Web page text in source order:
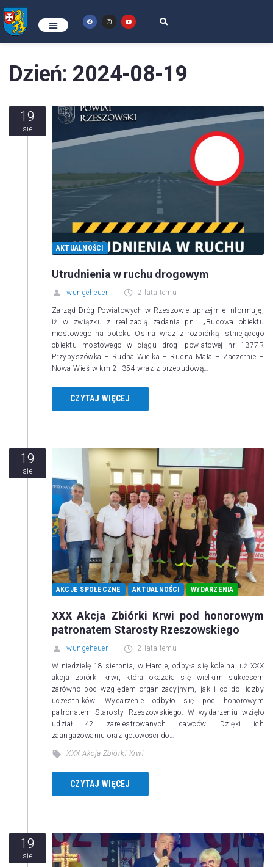
Dzień: 2024-08-19
19
sie
AKTUALNOŚCI
Utrudnienia w ruchu drogowym
wungeheuer 2 lata temu
Zarząd Dróg Powiatowych w Rzeszowie uprzejmie informuję,
iż w związku z realizacją zadania pn.: „Budowa obiektu
mostowego na potoku Osina wraz z rozbiórką istniejącego
obiektu mostowego w ciągu drogi powiatowej nr 1377R
Przybyszówka – Rudna Wielka – Rudna Mała – Zaczernie –
Nowa Wieś w km 2+354 wraz z przebudową…
CZYTAJ WIĘCEJ
19
sie
AKCJE SPOŁECZNE AKTUALNOŚCI WYDARZENIA
XXX Akcja Zbiórki Krwi pod honorowym
patronatem Starosty Rzeszowskiego
wungeheuer 2 lata temu
W niedzielę 18 sierpnia, w Harcie, odbyła się kolejna już XXX
akcja zbiórki krwi, która okazała się wielkim sukcesem
zarówno pod względem organizacyjnym, jak i co do liczby
uczestników. Wydarzenie odbyło się pod honorowym
patronatem Starosty Rzeszowskiego. W wydarzeniu wzięło
udział 42 zarejestrowanych dawców. Dzięki ich
zaangażowaniu oraz gotowości do…
XXX Akcja Zbiórki Krwi
CZYTAJ WIĘCEJ
19
sie